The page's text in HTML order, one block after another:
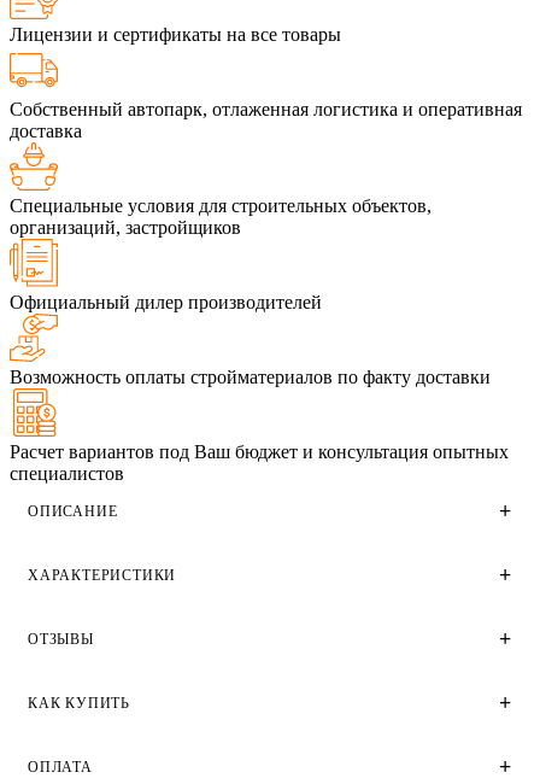
Лицензии и сертификаты на все товары
Собственный автопарк, отлаженная логистика и оперативная
доставка
Специальные условия для строительных объектов,
организаций, застройщиков
Официальный дилер производителей
Возможность оплаты стройматериалов по факту доставки
Расчет вариантов под Ваш бюджет и консультация опытных
специалистов
ОПИСАНИЕ
Железногорский облицовочный одинарный кирпич
кирпичного завода. Имеет поверхность скала.
крупного высотного строительства.
ХАРАКТЕРИСТИКИ
Цвет
Пустотелый
ОТЗЫВЫ
КАК КУПИТЬ
ОПЛАТА